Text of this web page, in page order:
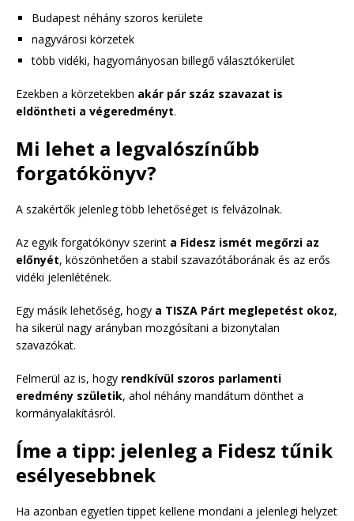
Budapest néhány szoros kerülete
nagyvárosi körzetek
több vidéki, hagyományosan billegő választókerület
Ezekben a körzetekben akár pár száz szavazat is
eldöntheti a végeredményt.
Mi lehet a legvalószínűbb
forgatókönyv?
A szakértők jelenleg több lehetőséget is felvázolnak.
Az egyik forgatókönyv szerint a Fidesz ismét megőrzi az
előnyét, köszönhetően a stabil szavazótáborának és az erős
vidéki jelenlétének.
Egy másik lehetőség, hogy a TISZA Párt meglepetést okoz,
ha sikerül nagy arányban mozgósítani a bizonytalan
szavazókat.
Felmerül az is, hogy rendkívül szoros parlamenti
eredmény születik, ahol néhány mandátum dönthet a
kormányalakításról.
Íme a tipp: jelenleg a Fidesz tűnik
esélyesebbnek
Ha azonban egyetlen tippet kellene mondani a jelenlegi helyzet